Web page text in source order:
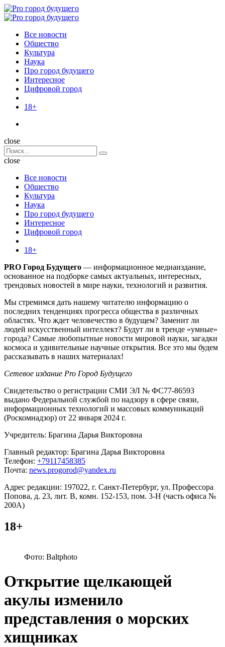
Menu
Поиск
Menu
Pro
Все новости
Общество
Культура
Наука
Про город будущего
Интересное
Цифровой город
18+
Поиск
close
Search
for:
Поиск
close
Все новости
Общество
Культура
Наука
Про город будущего
Интересное
Цифровой город
18+
PRO Город Будущего — информационное медиаиздание,
основанное на подборке самых актуальных, интересных,
трендовых новостей в мире науки, технологий и развития.
Мы стремимся дать нашему читателю информацию о
последних тенденциях прогресса общества в различных
областях. Что ждет человечество в будущем? Заменит ли
людей искусственный интеллект? Будут ли в тренде «умные»
города? Самые любопытные новости мировой науки, загадки
космоса и удивительные научные открытия. Все это мы будем
рассказывать в наших материалах!
Сетевое издание Pro Город Будущего
Свидетельство о регистрации СМИ ЭЛ № ФС77-86593
выдано Федеральной службой по надзору в сфере связи,
информационных технологий и массовых коммуникаций
(Роскомнадзор) от 22 января 2024 г.
Учредитель: Брагина Дарья Викторовна
Главный редактор: Брагина Дарья Викторовна
Телефон: +79117458385
Почта: news.progorod@yandex.ru
Адрес редакции: 197022, г. Санкт-Петербург, ул. Профессора
Попова, д. 23, лит. В, комн. 152-153, пом. 3-Н (часть офиса №
200А)
18+
Фото: Baltphoto
Открытие щелкающей
акулы изменило
представления о морских
хищниках